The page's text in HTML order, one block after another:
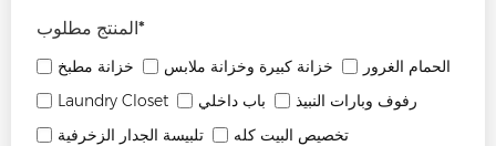
المنتج مطلوب*
خزانة مطبخ خزانة كبيرة وخزانة ملابس
الحمام الغرور
Laundry Closet
باب داخلي
رفوف وبارات النبيذ
تلبيسة الجدار الزخرفية
تخصيص البيت كله